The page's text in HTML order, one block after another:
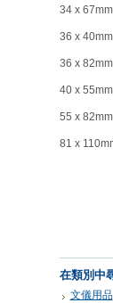
34 x 67mm
36 x 40mm
36 x 82mm
40 x 55mm
55 x 82mm
81 x
在類別中
文儀用品